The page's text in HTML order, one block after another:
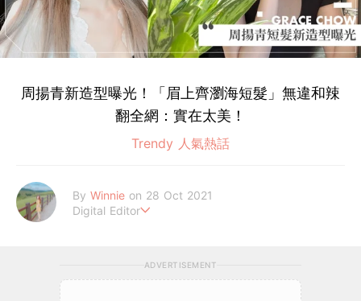
周揚青新造型曝光！「眉上齊瀏海短髮」無違和辣
翻全網：實在太美！
Trendy 人氣熱話
By Winnie on 28 Oct 2021
Digital Editor
ADVERTISEMENT